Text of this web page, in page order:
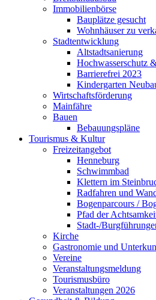
Immobilienbörse
Bauplätze gesucht
Wohnhäuser zu
Stadtentwicklung
Altstadtsanierung
Hochwasserschutz
Barrierefrei 2023
Kindergarten
Wirtschaftsförderung
Mainfähre
Bauen
Bebauungspläne
Tourismus & Kultur
Freizeitangebot
Henneburg
Schwimmbad
Klettern im
Radfahren und
Bogenparcours /
Pfad der
Stadt-/
Kirche
Gastronomie und
Vereine
Veranstaltungsmeldung
Tourismusbüro
Veranstaltungen 2026